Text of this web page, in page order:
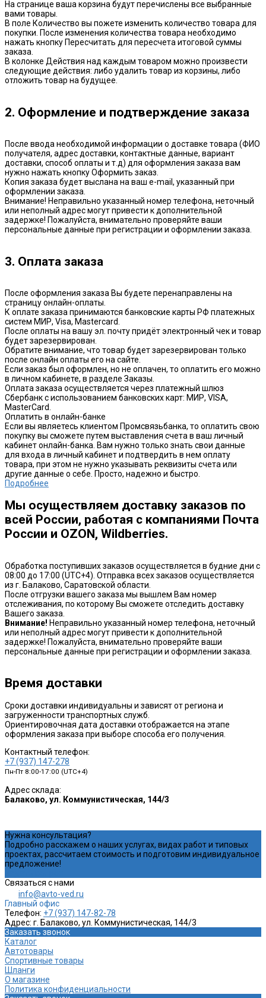
На странице ваша корзина будут перечислены все выбранные
вами товары.
В поле Количество вы пожете изменить количество товара для
покупки. После изменения количества товара необходимо
нажать кнопку Пересчитать для пересчета итоговой суммы
заказа.
В колонке Действия над каждым товаром можно произвести
следующие действия: либо удалить товар из корзины, либо
отложить товар на будущее.
2. Оформление и подтверждение заказа
После ввода необходимой информации о доставке товара (ФИО
получателя, адрес доставки, контактные данные, вариант
доставки, способ оплаты и т.д) для оформления заказа вам
нужно нажать кнопку Оформить заказ.
Копия заказа будет выслана на ваш e-mail, указанный при
оформлении заказа.
Внимание! Неправильно указанный номер телефона, неточный
или неполный адрес могут привести к дополнительной
задержке! Пожалуйста, внимательно проверяйте ваши
персональные данные при регистрации и оформлении заказа.
3. Оплата заказа
После оформления заказа Вы будете перенаправлены на
страницу онлайн-оплаты.
К оплате заказа принимаются банковские карты РФ платежных
систем МИР, Visa, Mastercard.
После оплаты на вашу эл. почту придёт электронный чек и товар
будет зарезервирован.
Обратите внимание, что товар будет зарезервирован только
после онлайн оплаты его на сайте.
Если заказ был оформлен, но не оплачен, то оплатить его можно
в личном кабинете, в разделе Заказы.
Оплата заказа осуществляется через платежный шлюз
Сбербанк с использованием банковских карт: МИР, VISA,
MasterCard.
Оплатить в онлайн-банке
Если вы являетесь клиентом Промсвязьбанка, то оплатить свою
покупку вы сможете путем выставления счета в ваш личный
кабинет онлайн-банка. Вам нужно только знать свои данные
для входа в личный кабинет и подтвердить в нем оплату
товара, при этом не нужно указывать реквизиты счета или
другие данные о себе. Просто, надежно и быстро.
Подробнее
Мы осуществляем доставку заказов по
всей России, работая с компаниями Почта
России и OZON, Wildberries.
Обработка поступивших заказов осуществляется в будние дни с
08:00 до 17:00 (UTC+4). Отправка всех заказов осуществляется
из г. Балаково, Саратовской области.
После отгрузки вашего заказа мы вышлем Вам номер
отслеживания, по которому Вы сможете отследить доставку
Вашего заказа.
Внимание! Неправильно указанный номер телефона, неточный
или неполный адрес могут привести к дополнительной
задержке! Пожалуйста, внимательно проверяйте ваши
персональные данные при регистрации и оформлении заказа.
Время доставки
Сроки доставки индивидуальны и зависят от региона и
загруженности транспортных служб.
Ориентировочная дата доставки отображается на этапе
оформления заказа при выборе способа его получения.
Контактный телефон:
+7 (937) 147-278
Пн-Пт 8:00-17:00 (UTC+4)
Адрес склада:
Балаково, ул. Коммунистическая, 144/3
Нужна консультация?
Подробно расскажем о наших услугах, видах работ и типовых
проектах, рассчитаем стоимость и подготовим индивидуальное
предложение!
Связаться с нами
info@avto-ved.ru
Главный офис
Телефон: +7 (937) 147-82-78
Адрес: г. Балаково, ул. Коммунистическая, 144/3
Заказать звонок
Каталог
Автотовары
Спортивные товары
Шланги
О магазине
Политика конфиденциальности